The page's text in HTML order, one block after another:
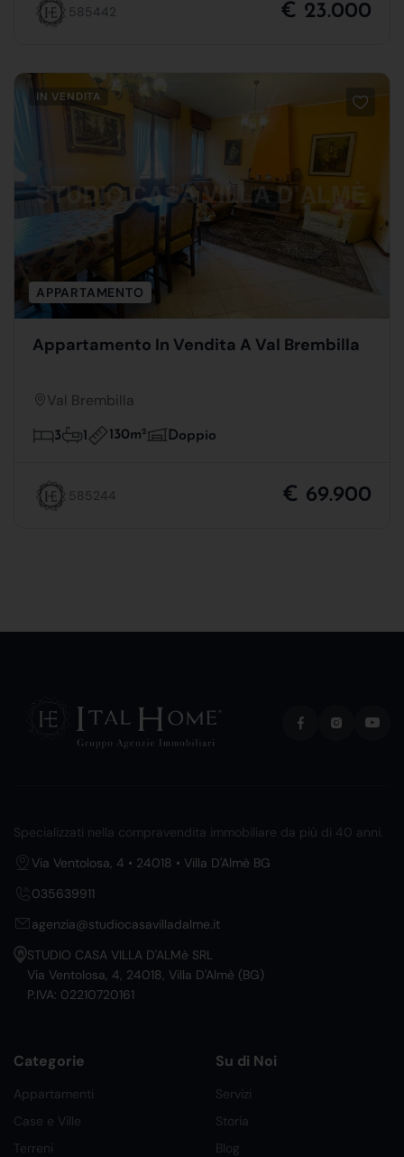
585442 € 23.000
IN VENDITA
APPARTAMENTO
Appartamento In Vendita A Val Brembilla
Val Brembilla
3 1 130m2 Doppio
585244 € 69.900
Specializzati nella compravendita immobiliare da più di 40 anni.
Via Ventolosa, 4 • 24018 • Villa D'Almè BG
035639911
agenzia@studiocasavilladalme.it
STUDIO CASA VILLA D'ALMè SRL
Via Ventolosa, 4, 24018, Villa D'Almè (BG)
P.IVA: 02210720161
Categorie
Appartamenti
Case e Ville
Terreni
Su di Noi
Servizi
Storia
Blog